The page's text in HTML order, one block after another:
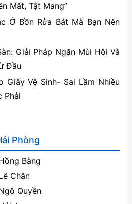
Mất, Tật Mang”
Ở Bồn Rửa Bát Mà Bạn Nên
Giải Pháp Ngăn Mùi Hôi Và
Đầu
Giấy Vệ Sinh- Sai Lầm Nhiều
Phải
Phòng
Bàng
Chân
Quyền